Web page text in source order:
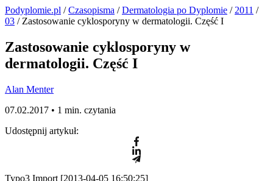
Podyplomie.pl /Czasopisma /Dermatologia po Dyplomie / 2011 /
03 / Zastosowanie cyklosporyny w dermatologii. Część I
Zastosowanie cyklosporyny w
dermatologii. Część I
Alan Menter
07.02.2017 • 1 min. czytania
Udostępnij artykuł:
Typo3 Import [2013-04-05 16:50:25]